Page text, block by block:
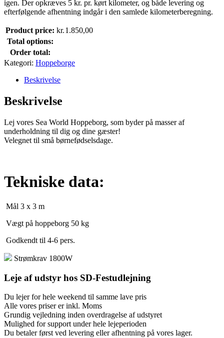
igen. Der opkræves 5 kr. pr. kørt kilometer, og både levering og
efterfølgende afhentning indgår i den samlede kilometerberegning.
Product price: kr.1.850,00
Total options:
Order total:
Kategori: Hoppeborge
Beskrivelse
Beskrivelse
Lej vores Sea World Hoppeborg, som byder på masser af
underholdning til dig og dine gæster!
Velegnet til små børnefødselsdage.
Tekniske data:
Mål 3 x 3 m
Vægt på hoppeborg 50 kg
Godkendt til 4-6 pers.
Strømkrav 1800W
Leje af udstyr hos SD-Festudlejning
Du lejer for hele weekend til samme lave pris
Alle vores priser er inkl. Moms
Grundig vejledning inden overdragelse af udstyret
Mulighed for support under hele lejeperioden
Du betaler først ved levering eller afhentning på vores lager.